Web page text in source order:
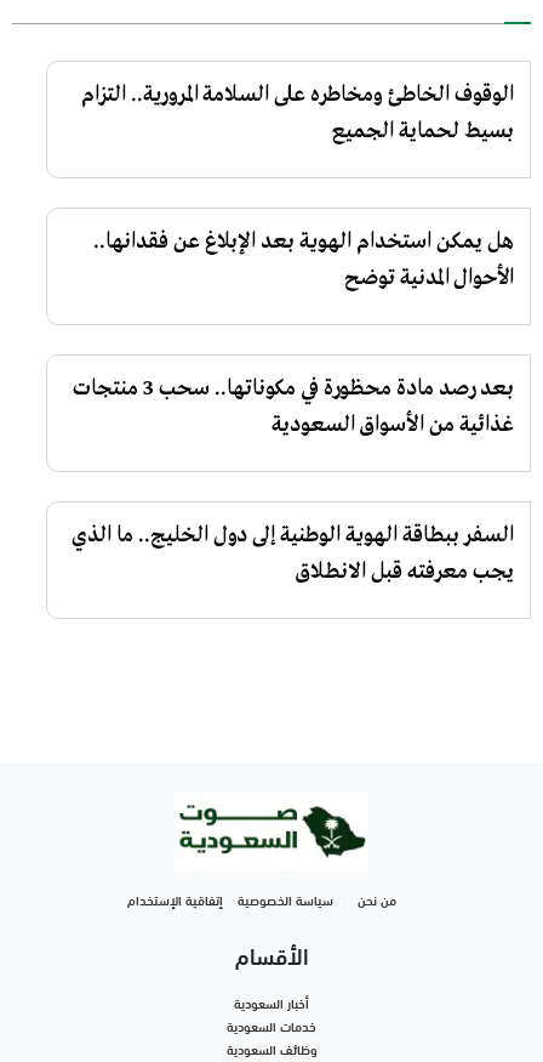
الوقوف الخاطئ ومخاطره على السلامة المرورية.. التزام
بسيط لحماية الجميع
هل يمكن استخدام الهوية بعد الإبلاغ عن فقدانها..
الأحوال المدنية توضح
بعد رصد مادة محظورة في مكوناتها.. سحب 3 منتجات
غذائية من الأسواق السعودية
السفر ببطاقة الهوية الوطنية إلى دول الخليج.. ما الذي
يجب معرفته قبل الانطلاق
من نحن سياسة الخصوصية إتفاقية الإستخدام
الأقسام
أخبار السعودية
خدمات السعودية
وظائف السعودية